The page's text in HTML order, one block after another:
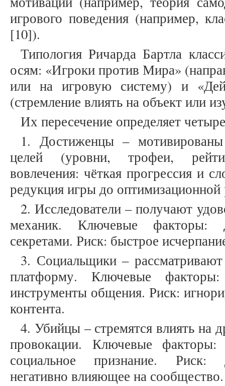
игрового поведения (например,
[10]).
Типология Ричарда Бартла
осям: «Игроки против Мира»
или на игровую систему) и
(стремление влиять на объект или
Их пересечение определяет
1. Достиженцы –
целей (уровни, трофеи,
вовлечения: чёткая прогрессия и
редукция игры до
2. Исследователи – получают
механик. Ключевые факторы:
секретами. Риск: быстрое
3. Социальщики –
платформу. Ключевые
инструменты общения. Риск:
контента.
4. Убийцы – стремятся влиять на
провокации. Ключевые
социальное признание. Риск:
негативно влияющее на сообщество.